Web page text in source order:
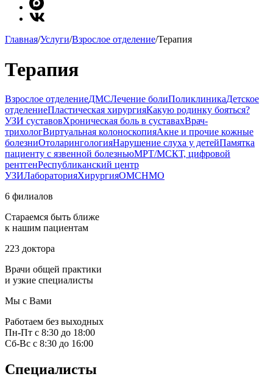
Главная/Услуги/Взрослое отделение/Терапия
Терапия
Взрослое отделениеДМСЛечение болиПоликлиникаДетское
отделениеПластическая хирургияКакую родинку бояться?
УЗИ суставовХроническая боль в суставахВрач-
трихологВиртуальная колоноскопияАкне и прочие кожные
болезниОтоларингологияНарушение слуха у детейПамятка
пациенту с язвенной болезньюМРТ/МСКТ, цифровой
рентгенРеспубликанский центр
УЗИЛабораторияХирургияОМСНМО
6 филиалов
Стараемся быть ближе
к нашим пациентам
223 доктора
Врачи общей практики
и узкие специалисты
Мы с Вами
Работаем без выходных
Пн-Пт с 8:30 до 18:00
Сб-Вс с 8:30 до 16:00
Специалисты